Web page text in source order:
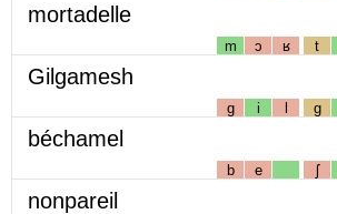
mortadelle
m ɔ ʁ t
Gilgamesh
g i l g
béchamel
b e ʃ
nonpareil